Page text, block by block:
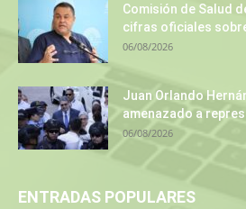
Comisión de Salud
cifras oficiales
06/08/2026
Juan Orlando
amenazado a
06/08/2026
ENTRADAS POPULARES